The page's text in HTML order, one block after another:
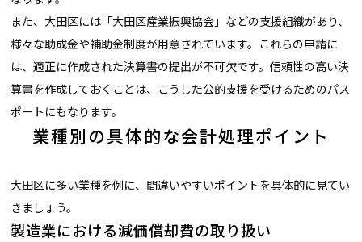
また、大田区には「大田区産業振興協会」などの支援組織があり、
様々な助成金や補助金制度が用意されています。これらの申請に
は、適正に作成された決算書の提出が不可欠です。信頼性の高い決
算書を作成しておくことは、こうした公的支援を受けるためのパス
ポートにもなります。
業種別の具体的な会計処理ポイント
大田区に多い業種を例に、間違いやすいポイントを具体的に見てい
きましょう。
製造業における減価償却費の取り扱い